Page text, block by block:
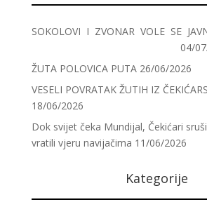
SOKOLOVI I ZVONAR VOLE SE
04/
ŽUTA POLOVICA PUTA 26/06/2026
VESELI POVRATAK ŽUTIH IZ
18/06/2026
Dok svijet čeka Mundijal, Čekićari
vratili vjeru navijačima 11/06/2026
Kategorije